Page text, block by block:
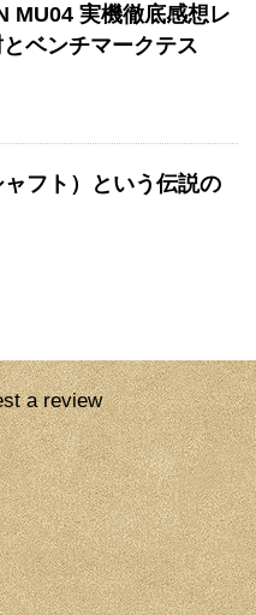
MU04 実機徹底感想レ
ベンチマークテス
フト）という伝説の
a review